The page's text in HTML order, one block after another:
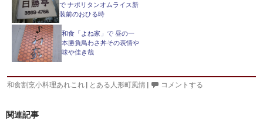
で ナポリタンオムライス新
装前のおひる時
和食「よね家」で 昼の一
本勝負鳥わさ丼その表情や
味や佳き哉
和食割烹小料理あれこれ | とある人形町風情 | コメントする
関連記事